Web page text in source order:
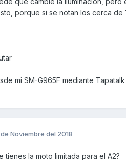
porque si se notan los cerca
mi SM-G965F mediante Tapatalk
Noviembre del 2018
tienes la moto limitada para el A2?